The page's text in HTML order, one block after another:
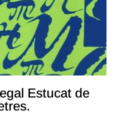
Estucat de